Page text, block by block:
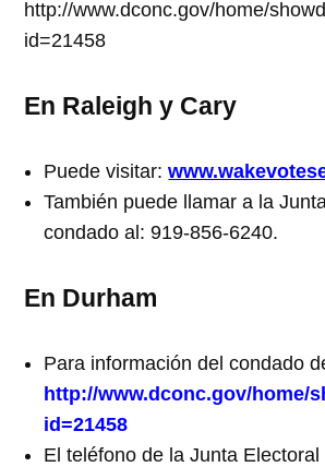
http://www.dconc.gov/home/
id=21458
En Raleigh y Cary
Puede visitar:
También puede llamar a la
condado al: 919-856-6240.
En Durham
Para información del condado
http://www.dconc.gov/home/
id=21458
El teléfono de la Junta Electoral